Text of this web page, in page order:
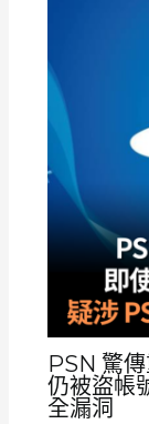
PSN 驚
仍被盜帳
全漏洞